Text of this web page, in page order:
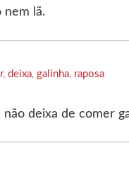
nem lã.
,deixa,galinha, raposa
não deixa de comer